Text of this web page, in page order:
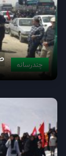
چندرسانه